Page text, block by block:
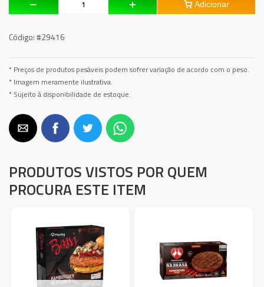
Adicionar
Código:#29416
* Preços de produtos pesáveis podem sofrer variação de acordo com o peso.
* Imagem meramente ilustrativa.
* Sujeito à disponibilidade de estoque.
PRODUTOS VISTOS POR QUEM
PROCURA ESTE ITEM